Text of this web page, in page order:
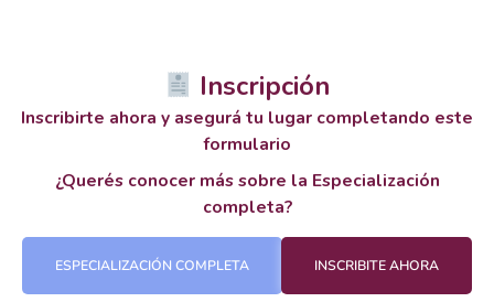
Inscripción
Inscribirte ahora y asegurá tu lugar completando este
formulario
¿Querés conocer más sobre la Especialización
completa?
ESPECIALIZACIÓN COMPLETA INSCRIBITE AHORA